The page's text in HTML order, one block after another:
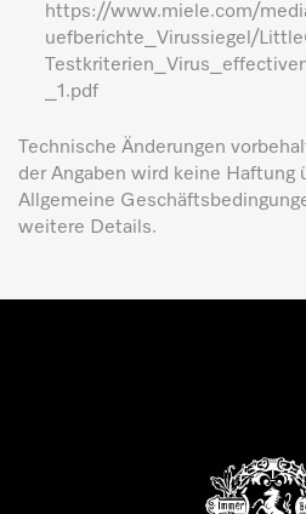
https://www.miele.com/
uefberichte_Virussiegel/
_1.pdf
Technische Änderungen
der Angaben wird keine Haftung
Allgemeine
weitere Details.